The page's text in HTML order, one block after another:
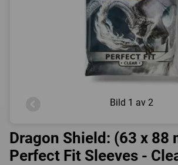
Bild 1 av 2
Dragon Shield: (63 x 88
Perfect Fit Sleeves -